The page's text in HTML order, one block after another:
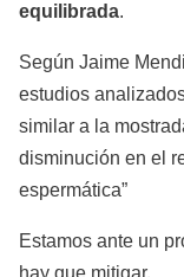
equilibrada.
Según Jaime
estudios
similar a la
disminución en el
espermática”
Estamos ante un